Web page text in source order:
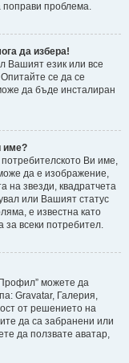
проблема.
да избера!
Вашият език или все
се да се
да бъде инсталиран
име?
Ви име,
да е изображение,
на звезди, квадратчета
или Вашият статус
е известна като
за всеки потребител.
можете да
Gravatar, Галерия,
от решението на
да са забранени или
да ползвате аватар,